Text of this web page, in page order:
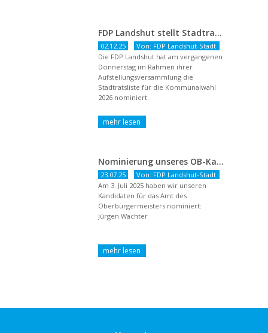
FDP Landshut stellt Stadtratsliste für 2026 auf – OB-Kandidat Jürgen Wachter betont Gestaltungsanspruch und liberale Zukunftsvision
02.12.25
Von: FDP Landshut-Stadt
Die FDP Landshut hat am vergangenen
Donnerstag im Rahmen ihrer
Aufstellungsversammlung die
Stadtratsliste für die Kommunalwahl
2026 nominiert.
Nominierung unseres OB-Kandidaten
23.07.25
Von: FDP Landshut-Stadt
Am 3. Juli 2025 haben wir unseren
Kandidaten für das Amt des
Oberbürgermeisters nominiert:
Jürgen Wachter